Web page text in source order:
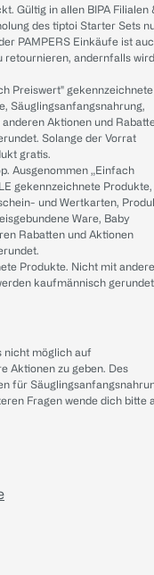
Gültig in allen BIPA Filialen
des tiptoi Starter Sets
PAMPERS Einkäufe ist
retournieren, andernfalls wird
Preiswert" gekennzeichnete
Säuglingsanfangsnahrung,
Aktionen und
Solange der Vorrat
gratis.
Ausgenommen „Einfach
gekennzeichnete Produkte,
und Wertkarten,
Ware, Baby
Rabatten und Aktionen
Produkte. Nicht mit
kaufmännisch
nicht möglich auf
Aktionen zu geben. Des
für
Fragen wende dich bitte